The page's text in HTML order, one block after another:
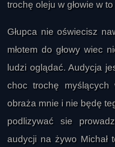
trochę oleju w głowie w
Głupca nie oświecisz
młotem do głowy wiec
ludzi oglądać. Audycja
choc trochę
obraża mnie i nie będę
podlizywać sie
audycji na żywo Michał